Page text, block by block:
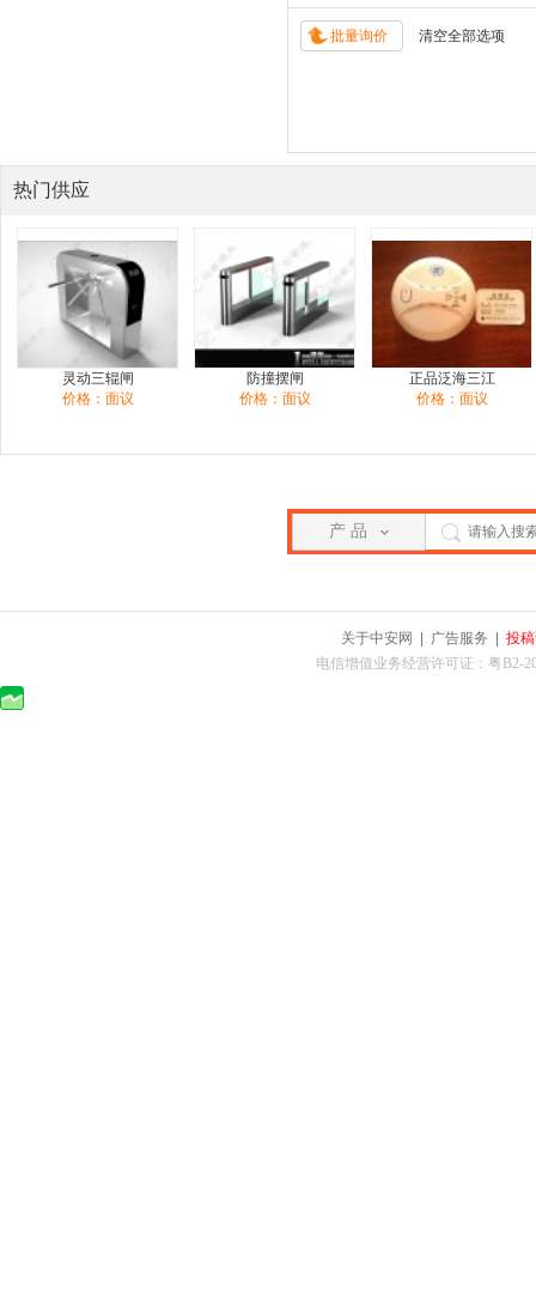
热门供应
灵动三辊闸
价格：面议
防撞摆闸
价格：面议
正品泛海三江
价格：面议
产 品
关于中安网 广告服务
投
电信增值业务经营许可证：粤